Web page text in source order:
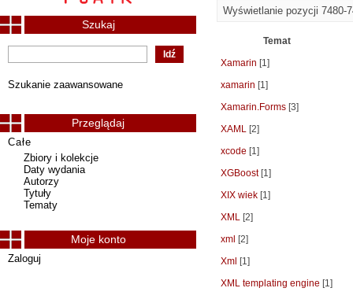
Wyświetlanie pozycji 7480-
Temat
Xamarin [1]
xamarin [1]
Xamarin.Forms [3]
XAML [2]
xcode [1]
XGBoost[1]
XIX wiek [1]
XML [2]
xml [2]
Xml [1]
XML templating engine [1]
Szukaj
Szukanie zaawansowane
Przeglądaj
Całe
Zbiory i kolekcje
Daty wydania
Autorzy
Tytuły
Tematy
Moje konto
Zaloguj